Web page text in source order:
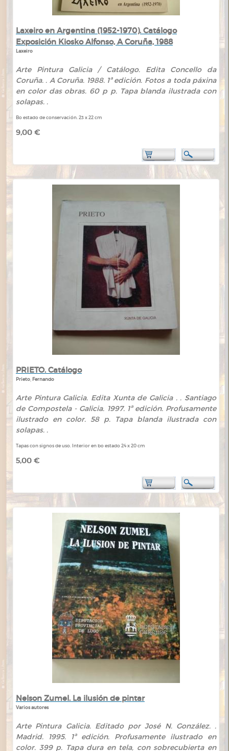
Laxeiro en Argentina (1952-1970). Catálogo
Exposición Kiosko Alfonso, A Coruña, 1988
Laxeiro
Arte Pintura Galicia / Catálogo. Edita Concello da
Coruña. . A Coruña. 1988. 1ª edición. Fotos a toda páxina
en color das obras. 60 p p. Tapa blanda ilustrada con
solapas. .
Bo estado de conservación. 23 x 22 cm
9,00 €
PRIETO. Catálogo
Prieto, Fernando
Arte Pintura Galicia. Edita Xunta de Galicia . . Santiago
de Compostela - Galicia. 1997. 1ª edición. Profusamente
ilustrado en color. 58 p. Tapa blanda ilustrada con
solapas. .
Tapas con signos de uso. Interior en bo estado 24 x 20 cm
5,00 €
Nelson Zumel. La ilusión de pintar
Varios autores
Arte Pintura Galicia. Editado por José N. González. .
Madrid. 1995. 1ª edición. Profusamente ilustrado en
color. 399 p. Tapa dura en tela, con sobrecubierta en